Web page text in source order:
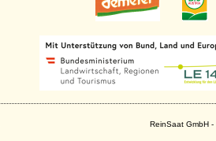
ReinSaat GmbH